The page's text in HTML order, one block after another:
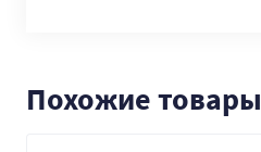
Похожие товары